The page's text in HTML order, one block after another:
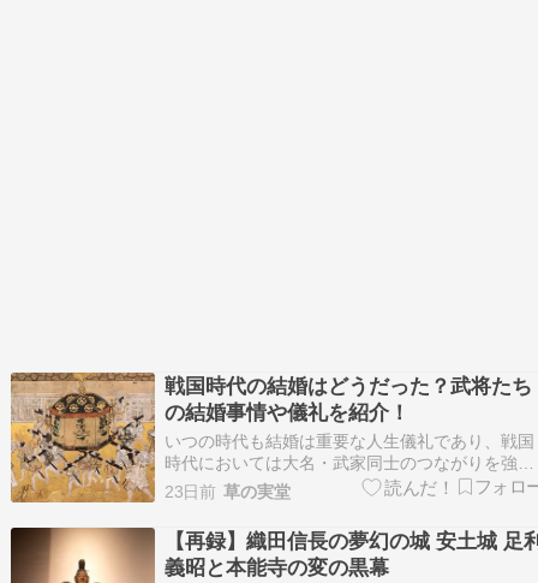
戦国時代の結婚はどうだった？武将たち
の結婚事情や儀礼を紹介！
いつの時代も結婚は重要な人生儀礼であり、戦国
時代においては大名・武家同士のつながりを強め
る政略結婚が盛んにおこなわれていました。 今
は、戦国時代における武家の結婚儀礼をご紹介。
果たしてどのように行われていたのでしょうか。
戦国男女の結婚適齢期は？ 画像 : 身分が低いと、
結婚に…
23日前 草の実堂
【再録】織田信長の夢幻の城 安土城 足
義昭と本能寺の変の黒幕